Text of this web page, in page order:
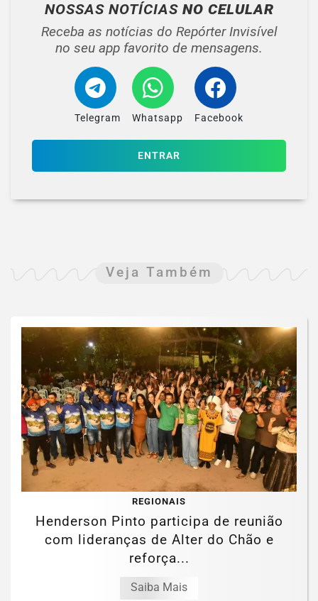
NOSSAS NOTÍCIAS NO CELULAR
Receba as notícias do Repórter Invisível
no seu app favorito de mensagens.
Telegram Whatsapp Facebook
ENTRAR
Veja Também
REGIONAIS
Henderson Pinto participa de reunião
com lideranças de Alter do Chão e
reforça...
Saiba Mais